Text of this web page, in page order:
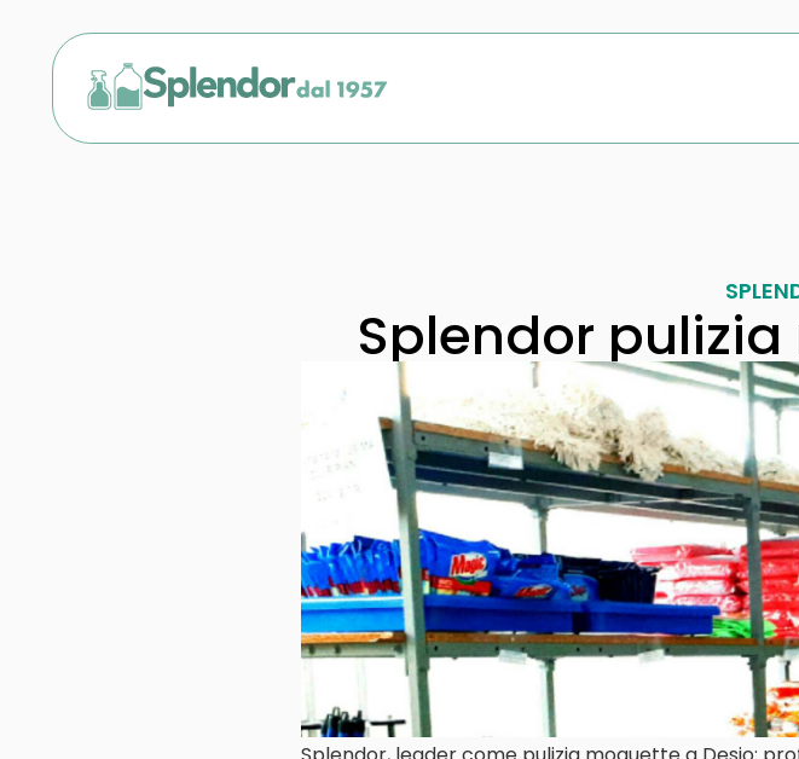
Splendor